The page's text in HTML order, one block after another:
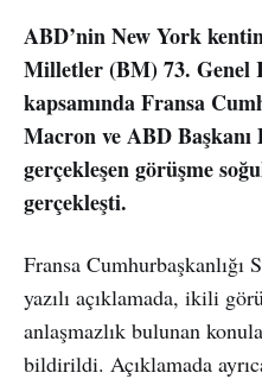
ABD’nin New York
Milletler (BM) 73. Genel
kapsamında Fransa
Macron ve ABD
gerçekleşen görüşme
gerçekleşti.
Fransa Cumhurbaşkanlığı
yazılı açıklamada, ikili
anlaşmazlık bulunan
bildirildi. Açıklamada